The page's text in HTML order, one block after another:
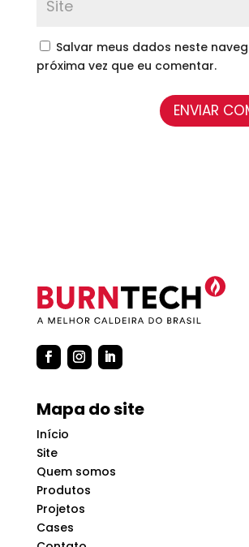
Salvar meus dados neste
próxima vez que eu comentar.
ENVIAR
Mapa do site
Início
Site
Quem somos
Produtos
Projetos
Cases